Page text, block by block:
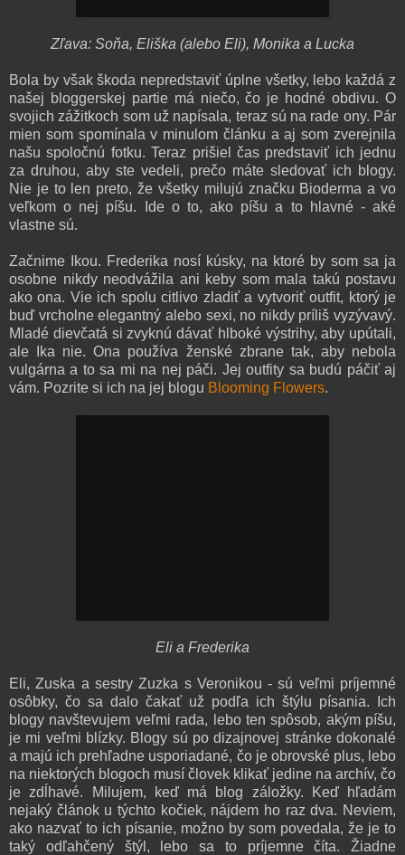
Zľava: Soňa, Eliška (alebo Eli), Monika a Lucka
Bola by však škoda nepredstaviť úplne všetky, lebo každá z
našej bloggerskej partie má niečo, čo je hodné obdivu. O
svojich zážitkoch som už napísala, teraz sú na rade ony. Pár
mien som spomínala v minulom článku a aj som zverejnila
našu spoločnú fotku. Teraz prišiel čas predstaviť ich jednu
za druhou, aby ste vedeli, prečo máte sledovať ich blogy.
Nie je to len preto, že všetky milujú značku Bioderma a vo
veľkom o nej píšu. Ide o to, ako píšu a to hlavné - aké
vlastne sú.
Začnime Ikou. Frederika nosí kúsky, na ktoré by som sa ja
osobne nikdy neodvážila ani keby som mala takú postavu
ako ona. Vie ich spolu citlivo zladiť a vytvoriť outfit, ktorý je
buď vrcholne elegantný alebo sexi, no nikdy príliš vyzývavý.
Mladé dievčatá si zvyknú dávať hlboké výstrihy, aby upútali,
ale Ika nie. Ona používa ženské zbrane tak, aby nebola
vulgárna a to sa mi na nej páči. Jej outfity sa budú páčiť aj
vám. Pozrite si ich na jej blogu Blooming Flowers.
Eli a Frederika
Eli, Zuska a sestry Zuzka s Veronikou - sú veľmi príjemné
osôbky, čo sa dalo čakať už podľa ich štýlu písania. Ich
blogy navštevujem veľmi rada, lebo ten spôsob, akým píšu,
je mi veľmi blízky. Blogy sú po dizajnovej stránke dokonalé
a majú ich prehľadne usporiadané, čo je obrovské plus, lebo
na niektorých blogoch musí človek klikať jedine na archív, čo
je zdĺhavé. Milujem, keď má blog záložky. Keď hľadám
nejaký článok u týchto kočiek, nájdem ho raz dva. Neviem,
ako nazvať to ich písanie, možno by som povedala, že je to
taký odľahčený štýl, lebo sa to príjemne číta. Žiadne